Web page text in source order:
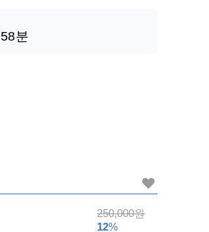
58분
가
격
250,000원
12%